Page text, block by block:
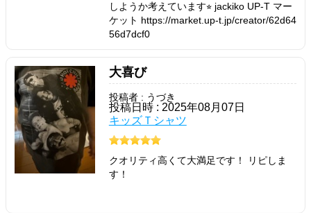
しようか考えています⭐︎ jackiko UP-T マー
ケット https://market.up-t.jp/creator/62d64
56d7dcf0
大喜び
投稿者 : うづき
投稿日時 : 2025年08月07日
キッズＴシャツ
クオリティ高くて大満足です！ リピしま
す！